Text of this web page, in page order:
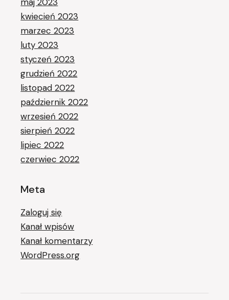
kwiecień 2023
marzec 2023
luty 2023
styczeń 2023
grudzień 2022
listopad 2022
październik 2022
wrzesień 2022
sierpień 2022
lipiec 2022
czerwiec 2022
Meta
Zaloguj się
Kanał wpisów
Kanał komentarzy
WordPress.org